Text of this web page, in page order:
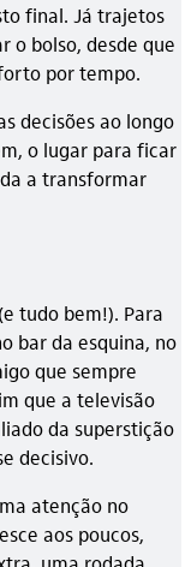
final. Já trajetos
o bolso, desde que
por tempo.
decisões ao longo
o lugar para ficar
a transformar
tudo bem!). Para
bar da esquina, no
que sempre
que a televisão
da superstição
decisivo.
atenção no
aos poucos,